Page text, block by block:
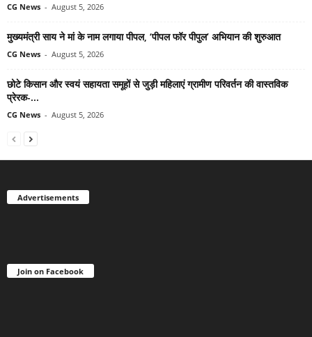
CG News - August 5, 2026
मुख्यमंत्री साय ने मां के नाम लगाया पीपल, ‘पीपल फॉर पीपुल’ अभियान की शुरुआत
CG News - August 5, 2026
छोटे किसान और स्वयं सहायता समूहों से जुड़ी महिलाएं ग्रामीण परिवर्तन की वास्तविक
प्रेरक-...
CG News - August 5, 2026
Advertisements
Join on Facebook